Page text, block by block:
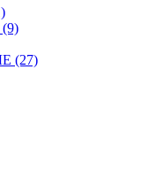
(27)